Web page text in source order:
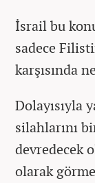
İsrail bu
sadece
karşısında
Dolayısıyla
silahlarını
devredecek
olarak